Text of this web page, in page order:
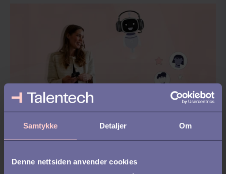
Samtykke Detaljer Om
Denne nettsiden anvender cookies
AI
guide for å komme i gang